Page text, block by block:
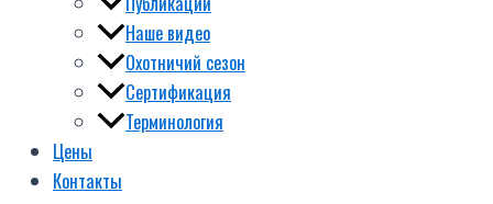
Наше видео
Охотничий сезон
Сертификация
Терминология
Цены
Контакты